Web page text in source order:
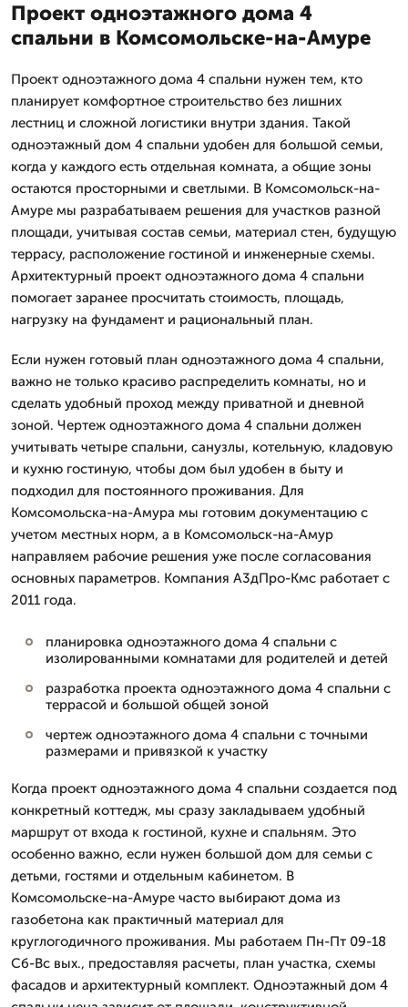
Проект одноэтажного дома 4
спальни в Комсомольске-на-Амуре
Проект одноэтажного дома 4 спальни нужен тем, кто
планирует комфортное строительство без лишних
лестниц и сложной логистики внутри здания. Такой
одноэтажный дом 4 спальни удобен для большой семьи,
когда у каждого есть отдельная комната, а общие зоны
остаются просторными и светлыми. В Комсомольск-на-
Амуре мы разрабатываем решения для участков разной
площади, учитывая состав семьи, материал стен, будущую
террасу, расположение гостиной и инженерные схемы.
Архитектурный проект одноэтажного дома 4 спальни
помогает заранее просчитать стоимость, площадь,
нагрузку на фундамент и рациональный план.
Если нужен готовый план одноэтажного дома 4 спальни,
важно не только красиво распределить комнаты, но и
сделать удобный проход между приватной и дневной
зоной. Чертеж одноэтажного дома 4 спальни должен
учитывать четыре спальни, санузлы, котельную, кладовую
и кухню гостиную, чтобы дом был удобен в быту и
подходил для постоянного проживания. Для
Комсомольска-на-Амура мы готовим документацию с
учетом местных норм, а в Комсомольск-на-Амур
направляем рабочие решения уже после согласования
основных параметров. Компания А3дПро-Кмс работает с
2011 года.
планировка одноэтажного дома 4 спальни с
изолированными комнатами для родителей и детей
разработка проекта одноэтажного дома 4 спальни с
террасой и большой общей зоной
чертеж одноэтажного дома 4 спальни с точными
размерами и привязкой к участку
Когда проект одноэтажного дома 4 спальни создается под
конкретный коттедж, мы сразу закладываем удобный
маршрут от входа к гостиной, кухне и спальням. Это
особенно важно, если нужен большой дом для семьи с
детьми, гостями и отдельным кабинетом. В
Комсомольске-на-Амуре часто выбирают дома из
газобетона как практичный материал для
круглогодичного проживания. Мы работаем Пн-Пт 09-18
Сб-Вс вых., предоставляя расчеты, план участка, схемы
фасадов и архитектурный комплект. Одноэтажный дом 4